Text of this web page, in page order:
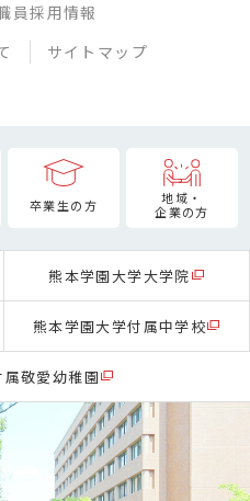
員採用情報
サイトマップ
卒業生の方
地域・
企業の方
熊本学園大学大学院
熊本学園大学付属中学校
敬愛幼稚園